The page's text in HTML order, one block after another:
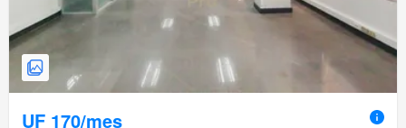
UF 170/mes